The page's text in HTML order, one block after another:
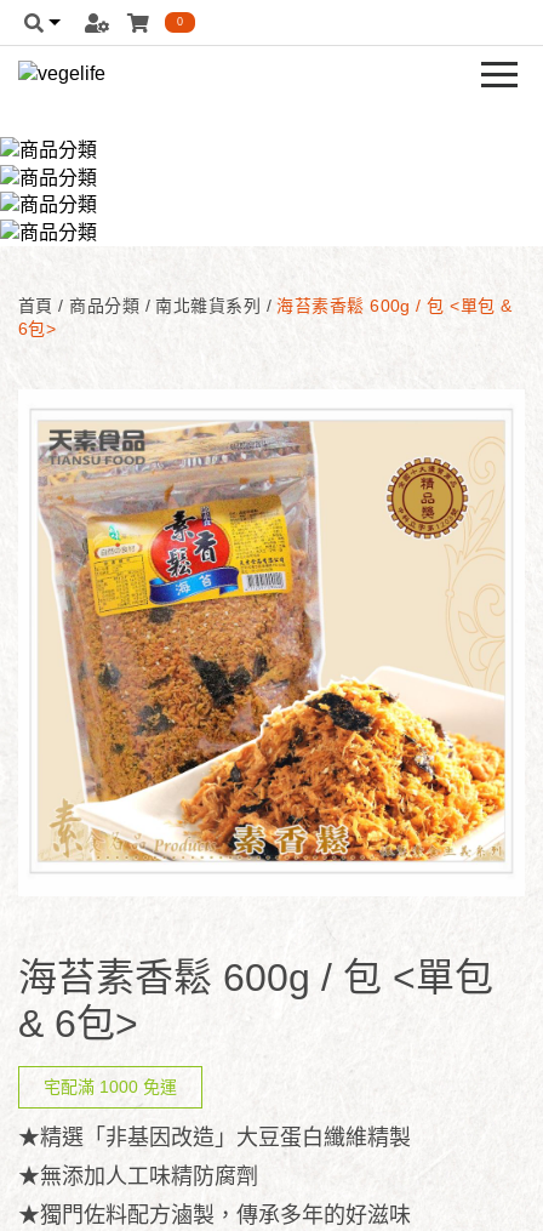
0
首頁/ 商品分類 /南北雜貨系列 / 海苔素香鬆 600g / 包 <單包 &
6包>
海苔素香鬆 600g / 包 <單包
& 6包>
宅配滿 1000 免運
★精選「非基因改造」大豆蛋白纖維精製
★無添加人工味精防腐劑
★獨門佐料配方滷製，傳承多年的好滋味